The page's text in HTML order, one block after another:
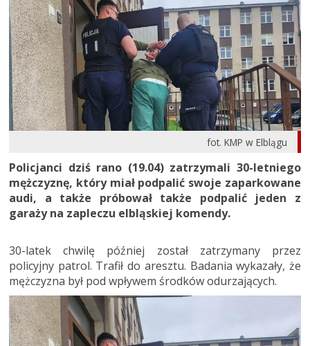
fot. KMP w Elblągu
Policjanci dziś rano (19.04) zatrzymali 30-letniego
mężczyznę, który miał podpalić swoje zaparkowane
audi, a także próbował także podpalić jeden z
garaży na zapleczu elbląskiej komendy.
30-latek chwilę później został zatrzymany przez
policyjny patrol. Trafił do aresztu. Badania wykazały, że
mężczyzna był pod wpływem środków odurzających.